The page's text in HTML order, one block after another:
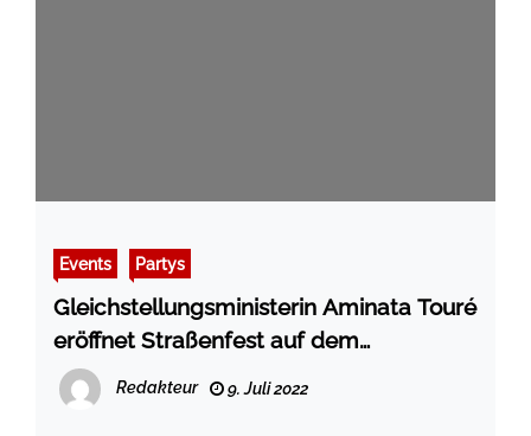
Events Partys
Gleichstellungsministerin Aminata Touré
eröffnet Straßenfest auf dem
Christopher Street Day in Kiel
Redakteur 9. Juli 2022